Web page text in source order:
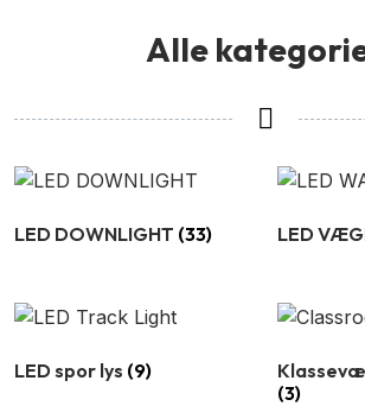
Alle
LED DOWNLIGHT (33) LED
LED spor lys (9)
(3)